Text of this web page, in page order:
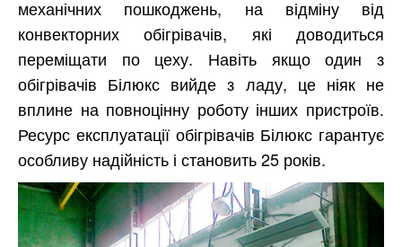
механічних пошкоджень, на відміну від
конвекторних обігрівачів, які доводиться
переміщати по цеху. Навіть якщо один з
обігрівачів Білюкс вийде з ладу, це ніяк не
вплине на повноцінну роботу інших пристроїв.
Ресурс експлуатації обігрівачів Білюкс гарантує
особливу надійність і становить 25 років.